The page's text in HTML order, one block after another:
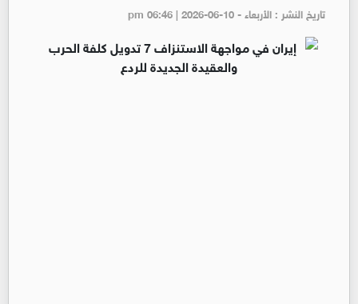
تاريخ النشر : الأربعاء - pm 06:46 | 2026-06-10